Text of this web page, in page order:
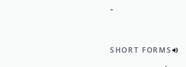
-
SHORT FORMS